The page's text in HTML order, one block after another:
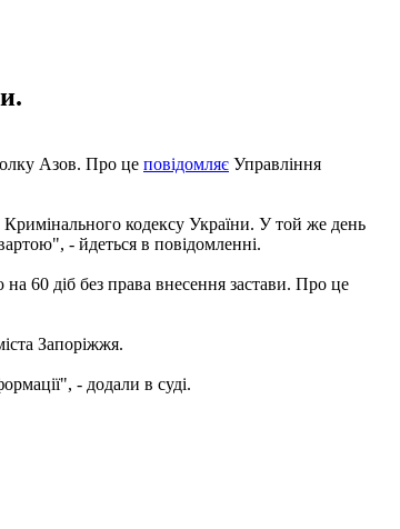
Азов. Про це повідомляє Управління
Кримінального кодексу України. У той же день
- йдеться в повідомленні.
60 діб без права внесення застави. Про це
Запоріжжя.
- додали в суді.